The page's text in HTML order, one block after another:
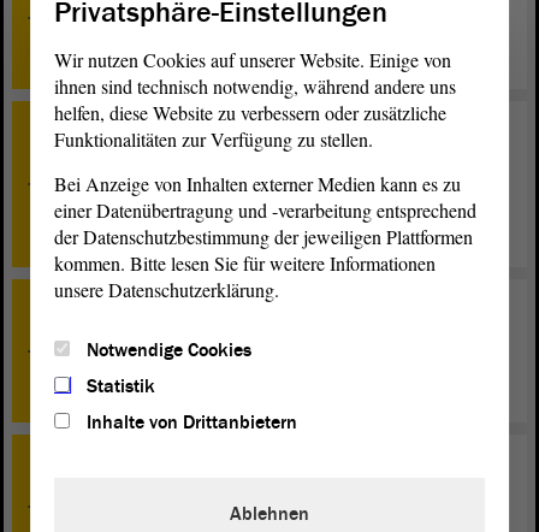
Entwurf eines Achten Gesetzes zur Änderung des
Wahlgesetzes des Landes Sachsen-Anhalt - Zweite
Beratung
TOP 15
des Abkommens über die Errichtung und Finanzierung
des Instituts für medizinische und pharmazeutische
Prüfungsaufgaben - Zweite Beratung
Entwurf eines Gesetzes zur Änderung des Kinder- und
Jugendhilfegesetzes des Landes Sachsen-Anhalt - Erste
Beratung
Errichtung der Investitionsbank Sachsen-Anhalt als
Privatsphäre-Einstellungen
Wir nutzen Cookies auf unserer Website. Einige von
ihnen sind technisch notwendig, während andere uns
helfen, diese Website zu verbessern oder zusätzliche
Funktionalitäten zur Verfügung zu stellen.
Bei Anzeige von Inhalten externer Medien kann es zu
einer Datenübertragung und -verarbeitung entsprechend
der Datenschutzbestimmung der jeweiligen Plattformen
kommen. Bitte lesen Sie für weitere Informationen
unsere Datenschutzerklärung.
Notwendige Cookies
Statistik
Inhalte von Drittanbietern
Ablehnen